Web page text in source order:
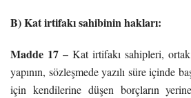
B) Kat irtifakı sahibinin hakları:
Madde 17 – Kat irtifakı sahipleri,
yapının, sözleşmede yazılı süre içinde
için kendilerine düşen borçların